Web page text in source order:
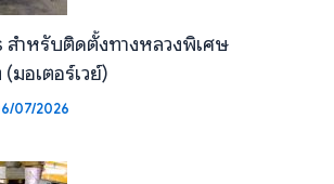
สำหรับติดตั้งทางหลวงพิเศษ
(มอเตอร์เวย์)
07/2026